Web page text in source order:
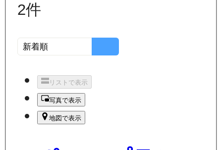
2件
リストで表示
写真で表示
地図で表示